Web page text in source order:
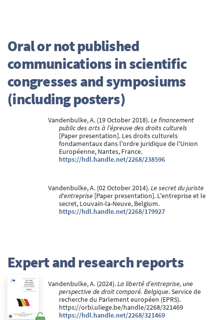
Oral or not published
communications in scientific
congresses and symposiums
(including posters)
Vandenbulke, A. (19 October 2018).Le financement
public des arts à l’épreuve des droits culturels
[Paper presentation]. Les droits culturels
fondamentaux dans l'ordre juridique de l'Union
Européenne, Nantes, France.
https://hdl.handle.net/2268/238596
Vandenbulke, A. (02 October 2014).Le secret du juriste
d'entreprise [Paper presentation]. L'entreprise et le
secret, Louvain-la-Neuve, Belgium.
https://hdl.handle.net/2268/179927
Expert and research reports
Vandenbulke, A. (2024).La liberté d’entreprise, une
perspective de droit comparé. Belgique. Service de
recherche du Parlement européen (EPRS).
https://orbi.uliege.be/handle/2268/321469
https://hdl.handle.net/2268/321469